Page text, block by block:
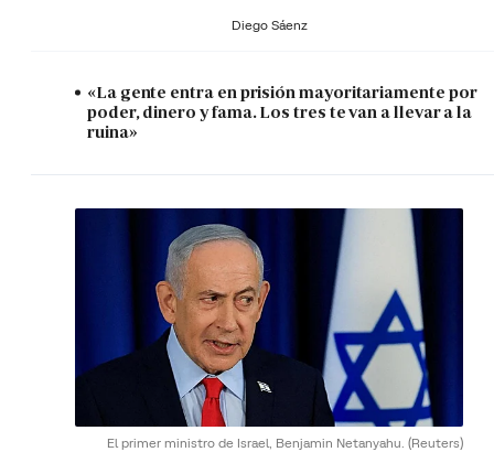
Diego Sáenz
«La gente entra en prisión mayoritariamente por
poder, dinero y fama. Los tres te van a llevar a la
ruina»
El primer ministro de Israel, Benjamin Netanyahu. (Reuters)